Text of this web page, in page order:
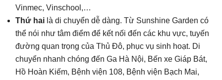
Vinmec, Vinschool,…
Thứ hai là di chuyển dễ dàng. Từ Sunshine Garden có
thể nói như tâm điểm để kết nối đến các khu vực, tuyến
đường quan trọng của Thủ Đô, phục vụ sinh hoạt. Di
chuyển nhanh chóng đến Ga Hà Nội, Bến xe Giáp Bát,
Hồ Hoàn Kiếm, Bệnh viện 108, Bệnh viện Bạch Mai,